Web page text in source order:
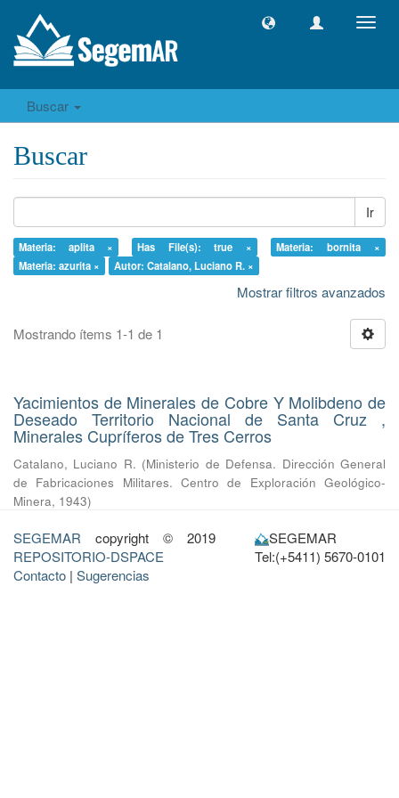
Buscar
Buscar
Ir
Materia: aplita × Has File(s): true ×
Materia: bornita ×
Materia: azurita ×
Autor: Catalano, Luciano R. ×
Mostrar filtros avanzados
Mostrando ítems 1-1 de 1
Yacimientos de Minerales de Cobre Y Molibdeno de
Deseado Territorio Nacional de Santa Cruz ,
Minerales Cupríferos de Tres Cerros
Catalano, Luciano R. (Ministerio de Defensa. Dirección General
de Fabricaciones Militares. Centro de Exploración Geológico-
Minera, 1943)
SEGEMAR copyright © 2019
REPOSITORIO-DSPACE
Contacto | Sugerencias
SEGEMAR
Tel:(+5411) 5670-0101